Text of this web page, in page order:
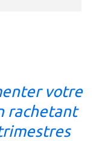
votre
rachetant